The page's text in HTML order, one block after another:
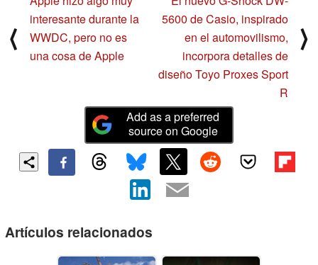
⟨
interesante durante la
WWDC, pero no es
una cosa de Apple
5600 de Casio, inspirado
en el automovilismo,
incorpora detalles de
diseño Toyo Proxes Sport
R
⟩
Add as a preferred
source on Google
Artículos relacionados